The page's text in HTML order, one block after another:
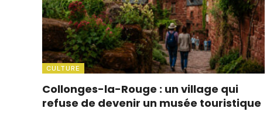
CULTURE
Collonges-la-Rouge : un village qui
refuse de devenir un musée touristique